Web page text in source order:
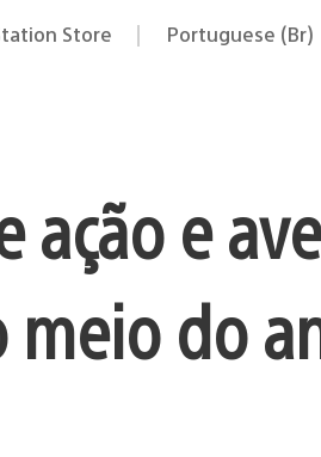
Store Selecione
Região
Portuguese (Br)
ação e
meio do